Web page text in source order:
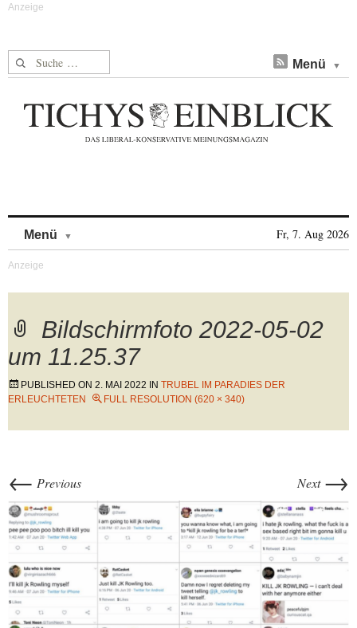
Suche nach: Menü
Menü Fr, 7. Aug 2026
Bildschirmfoto 2022-05-02
um 11.25.37
PUBLISHED ON 2. MAI 2022 IN TRUBEL IM PARADIES DER
ERLEUCHTETEN
FULL RESOLUTION (620 × 340)
← Previous Next →